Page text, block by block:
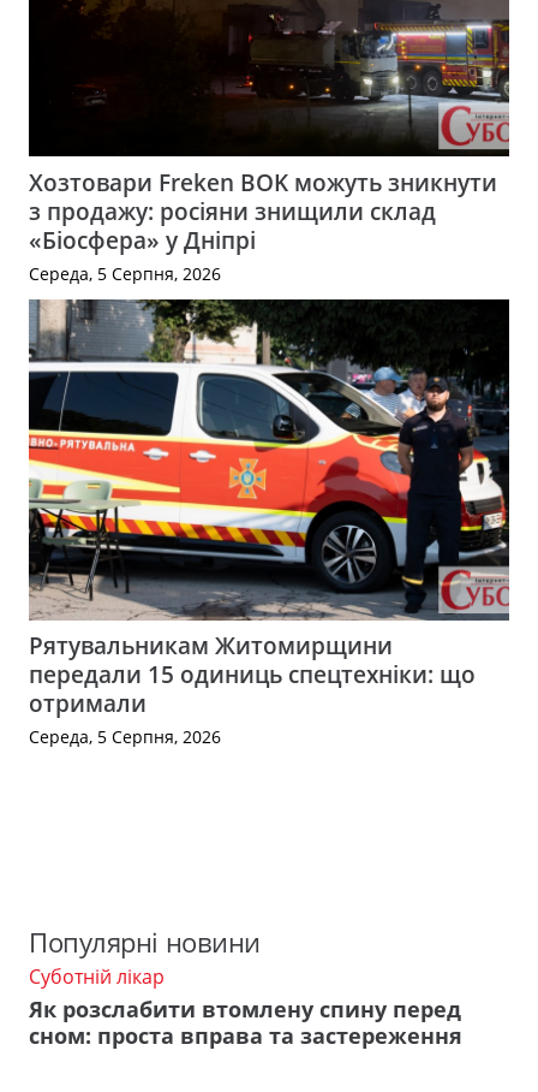
Хозтовари Freken BOK можуть зникнути
з продажу: росіяни знищили склад
«Біосфера» у Дніпрі
Середа, 5 Серпня, 2026
Рятувальникам Житомирщини
передали 15 одиниць спецтехніки: що
отримали
Середа, 5 Серпня, 2026
Популярні новини
Суботній лікар
Як розслабити втомлену спину перед
сном: проста вправа та застереження